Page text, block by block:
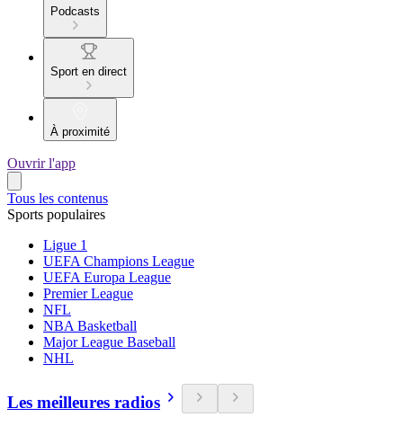
Podcasts
Sport en direct
À proximité
Ouvrir l'app
Tous les contenus
Sports populaires
Ligue 1
UEFA Champions League
UEFA Europa League
Premier League
NFL
NBA Basketball
Major League Baseball
NHL
Les meilleures radios